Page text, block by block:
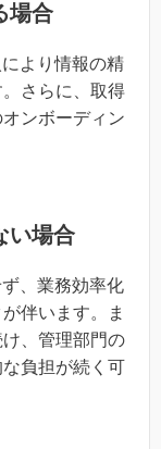
場合
より情報の精
さらに、取得
ンボーディン
い場合
、業務効率化
伴います。ま
、管理部門の
負担が続く可